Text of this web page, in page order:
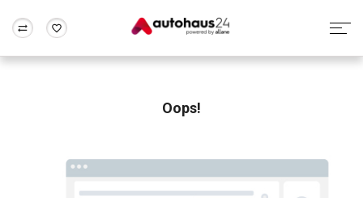
Rund um die Inzahlungnahme
Oops!